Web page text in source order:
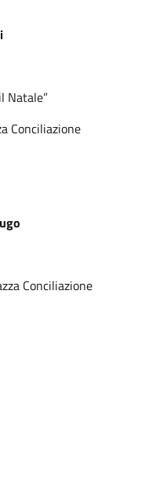
Natale”
Conciliazione
Conciliazione